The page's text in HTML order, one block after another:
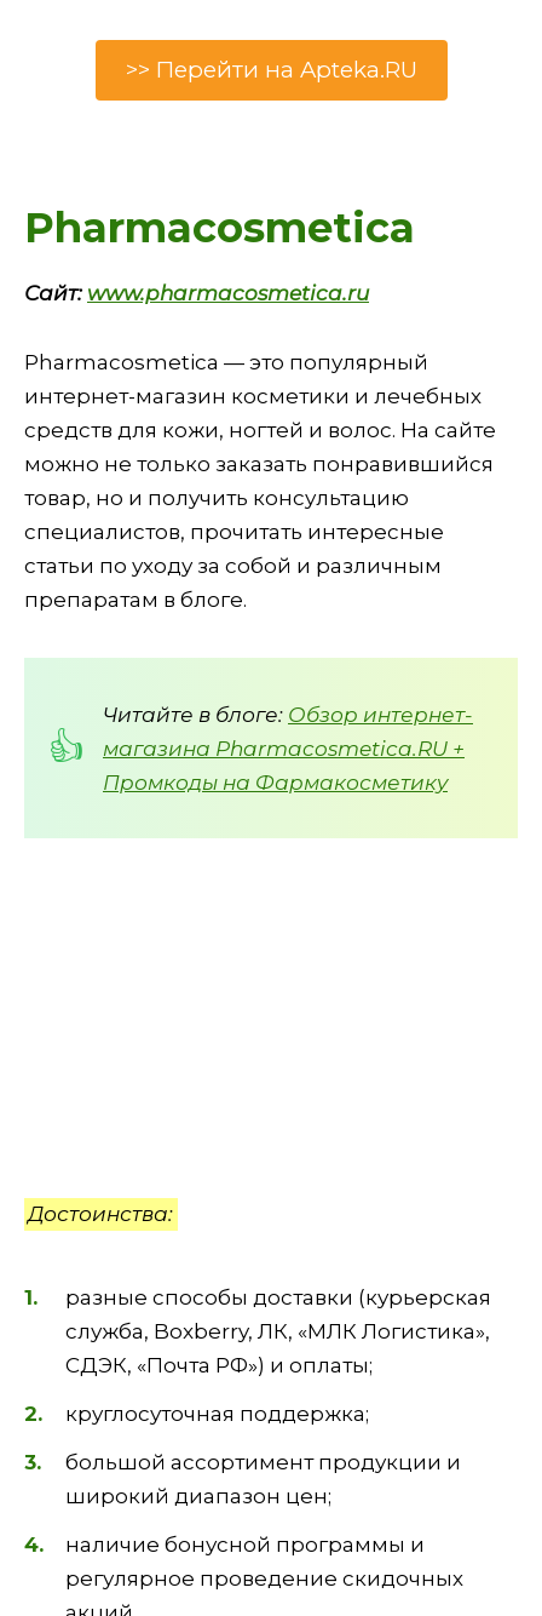
>> Перейти на Apteka.RU
Pharmacosmetica
Сайт: www.pharmacosmetica.ru
Pharmacosmetica — это популярный
интернет-магазин косметики и лечебных
средств для кожи, ногтей и волос. На сайте
можно не только заказать понравившийся
товар, но и получить консультацию
специалистов, прочитать интересные
статьи по уходу за собой и различным
препаратам в блоге.
Читайте в блоге: Обзор интернет-
магазина Pharmacosmetica.RU +
Промкоды на Фармакосметику
Достоинства:
разные способы доставки (курьерская
служба, Boxberry, ЛК, «МЛК Логистика»,
СДЭК, «Почта РФ») и оплаты;
круглосуточная поддержка;
большой ассортимент продукции и
широкий диапазон цен;
наличие бонусной программы и
регулярное проведение скидочных